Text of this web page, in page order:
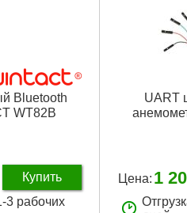
Bluetooth
WT82B
Купить
3 рабочих
UART
Цена: 1